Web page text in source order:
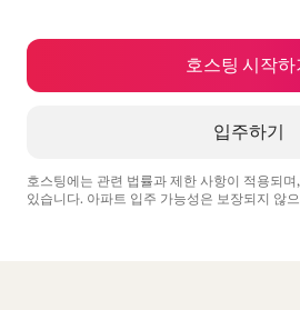
호스팅 시작하
입주하기
호스팅에는 관련 법률과 제한 사항이 적용되
있습니다. 아파트 입주 가능성은 보장되지 않